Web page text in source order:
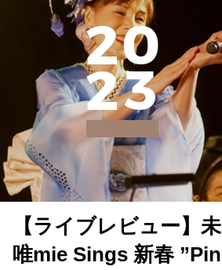
20
23
【ライブレビュー】未
唯mie Sings 新春 ”Pin